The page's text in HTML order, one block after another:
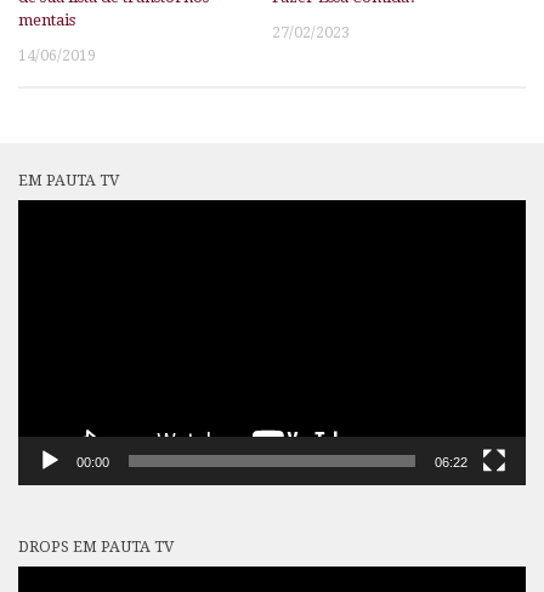
mentais
14/06/2019
27/02/2023
EM PAUTA TV
00:00 06:22
DROPS EM PAUTA TV